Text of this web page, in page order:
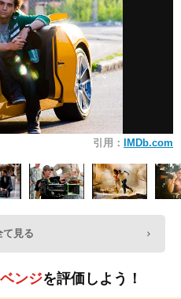
引用： IMDb.com
て見る
ンジを評価しよう！